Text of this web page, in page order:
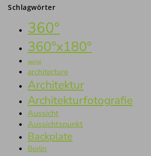
Schlagwörter
360°
360°x180°
aerial
architecture
Architektur
Architekturfotografie
Aussicht
Aussichtspunkt
Backplate
Berlin